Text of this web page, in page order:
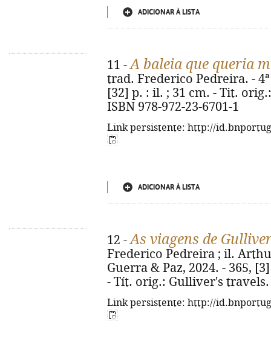
ADICIONAR À LISTA
11 -A baleia que queria
trad. Frederico Pedreira. -
[32] p. : il. ; 31 cm. - Tit.
ISBN 978-972-23-6701-1
Link persistente: http://
ADICIONAR À LISTA
12 -As viagens de
Frederico Pedreira ; il.
Guerra & Paz, 2024. - 365,
- Tít. orig.: Gulliver's travels.
Link persistente: http://